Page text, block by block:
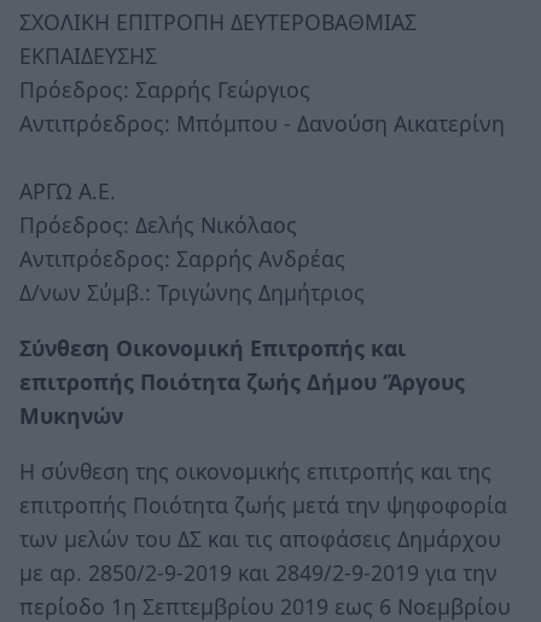
ΣΧΟΛΙΚΗ ΕΠΙΤΡΟΠΗ ΔΕΥΤΕΡΟΒΑΘΜΙΑΣ
ΕΚΠΑΙΔΕΥΣΗΣ
Πρόεδρος: Σαρρής Γεώργιος
Αντιπρόεδρος: Μπόμπου - Δανούση Αικατερίνη
ΑΡΓΩ Α.Ε.
Πρόεδρος: Δελής Νικόλαος
Αντιπρόεδρος: Σαρρής Ανδρέας
Δ/νων Σύμβ.: Τριγώνης Δημήτριος
Σύνθεση Οικονομική Επιτροπής και
επιτροπής Ποιότητα ζωής Δήμου ‘Άργους
Μυκηνών
Η σύνθεση της οικονομικής επιτροπής και της
επιτροπής Ποιότητα ζωής μετά την ψηφοφορία
των μελών του ΔΣ και τις αποφάσεις Δημάρχου
με αρ. 2850/2-9-2019 και 2849/2-9-2019 για την
περίοδο 1η Σεπτεμβρίου 2019 εως 6 Νοεμβρίου